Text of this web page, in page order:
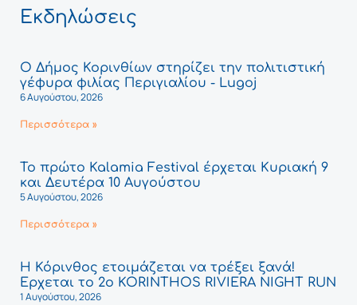
Εκδηλώσεις
Ο Δήμος Κορινθίων στηρίζει την πολιτιστική
γέφυρα φιλίας Περιγιαλίου - Lugoj
6 Αυγούστου, 2026
Περισσότερα »
Το πρώτο Kalamia Festival έρχεται Κυριακή 9
και Δευτέρα 10 Αυγούστου
5 Αυγούστου, 2026
Περισσότερα »
Η Κόρινθος ετοιμάζεται να τρέξει ξανά!
Έρχεται το 2ο KORINTHOS RIVIERA NIGHT RUN
1 Αυγούστου, 2026